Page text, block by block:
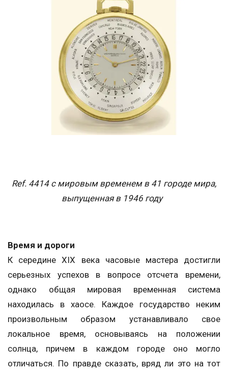
Ref. 4414 с мировым временем в 41 городе мира,
выпущенная в 1946 году
Время и дороги
К середине XIX века часовые мастера достигли
серьезных успехов в вопросе отсчета времени,
однако общая мировая временная система
находилась в хаосе. Каждое государство неким
произвольным образом устанавливало свое
локальное время, основываясь на положении
солнца, причем в каждом городе оно могло
отличаться. По правде сказать, вряд ли это на тот